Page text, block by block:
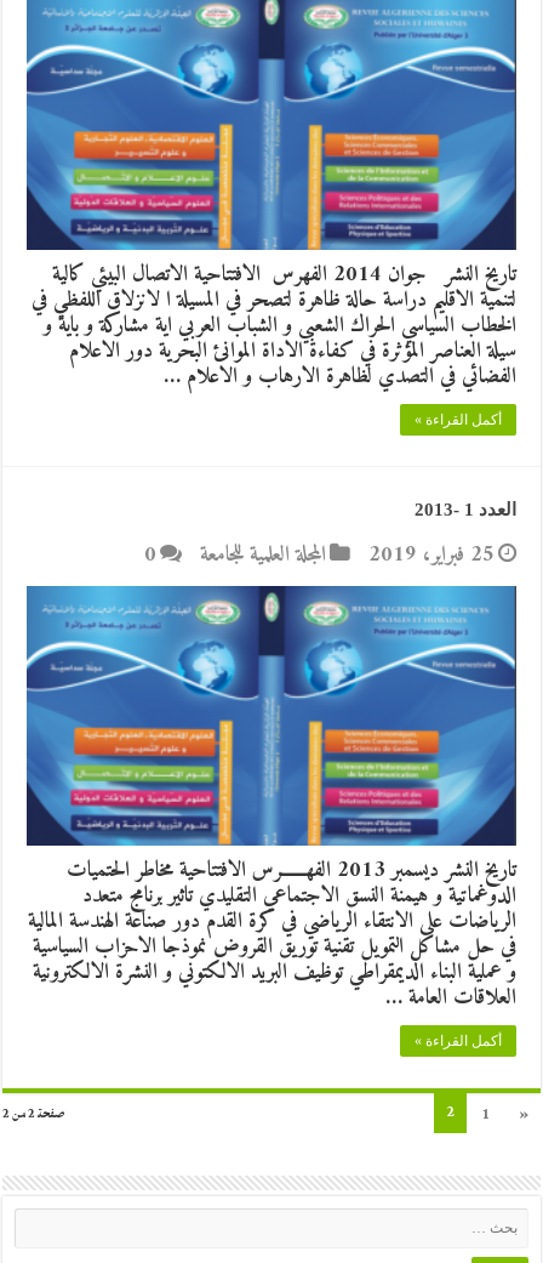
تاريخ النشر جوان 2014 الفهرس الافتتاحية الاتصال البيئي كالية
لتنمية الاقليم دراسة حالة ظاهرة لتصحر في المسيلة ا لانزلاق اللفظي في
الخطاب السياسي الحراك الشعبي و الشباب العربي اية مشاركة و باية و
سيلة العناصر المؤثرة في كفاءة الاداة الموانئ البحرية دور الاعلام
الفضائي في التصدي لظاهرة الارهاب و الاعلام …
أكمل القراءة »
العدد 1 -2013
25 فبراير، 2019 المجلة العلمية للجامعة 0
تاريخ النشر ديسمبر 2013 الفهــــــرس الافتتاحية مخاطر الحتميات
الدوغماتية و هيمنة النسق الاجتماعي التقليدي تاثير برنامج متعدد
الرياضات على الانتقاء الرياضي في كرة القدم دور صناعة الهندسة المالية
في حل مشاكل التمويل تقنية توريق القروض نموذجا الاحزاب السياسية
و عملية البناء الديمقراطي توظيف البريد الالكتوني و النشرة الالكترونية
العلاقات العامة …
أكمل القراءة »
صفحة 2 من 2 «
1
2